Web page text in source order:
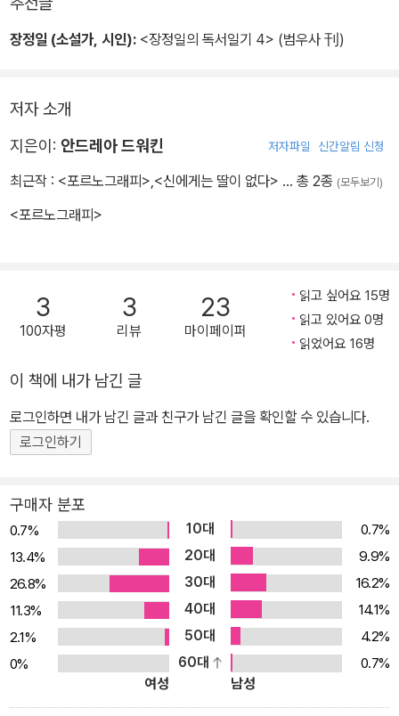
만족인 매저키즘이 소수의 남자에게서 나타나므로, 여자의 매저키즘
된다. 해부학적 차이상, 남자의 성적 본성과, 그것과는 절대로 다른 여
지 않으면 - 특히, 남자가 매저키즘을 나타낼 수 있다고 인식되었을
때 - 남자의 성적 우월성이 기만적인 것으로 지각될 수도 있다.
장정일 (소설가, 시인): <장정일의 독서일기 4> (범우사 刊)
저자 소개
지은이: 안드레아 드워킨 저자파일 신간알림 신청
최근작 : <포르노그래피> <신에게는 딸이 없다> … 총 2종 (모두보기)
<포르노그래피>
3
100자평
3
리뷰
23
마이페이퍼
읽고 싶어요 15명
읽고 있어요 0명
읽었어요 16명
이 책에 내가 남긴 글
로그인하면 내가 남긴 글과 친구가 남긴 글을 확인할 수 있습니다.
로그인하기
구매자 분포
0.7% 10대
0.7%
13.4%
20대
9.9%
26.8%
30대
16.2%
11.3%
40대
14.1%
2.1%
50대
4.2%
0%
60대
0.7%
여성
남성